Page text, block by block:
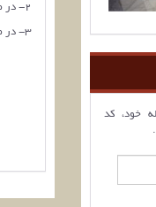
خود، کد
2- در صفحه جدید روی گزینه «ارسال مدارک» کلیک کنید.
3- در صفحه جدید تصویر فرم تعهد را که به صورت فایل Zip آماده کرده‌اید را بارگذاری نمایید.